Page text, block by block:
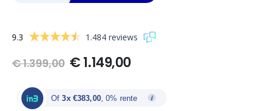
9.3 1.484 reviews
€1.399,00 Oorspronkelijke
€ 1.399,00.
€1.149,00Huidige
€ 1.149,00.
Of3x €383,00, 0% rente